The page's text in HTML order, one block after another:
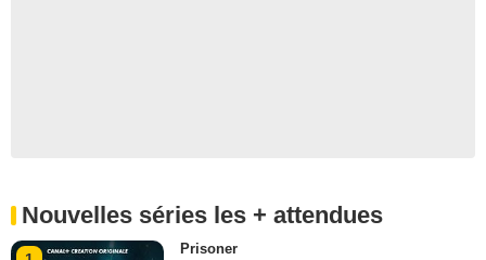
Nouvelles séries les + attendues
Prisoner